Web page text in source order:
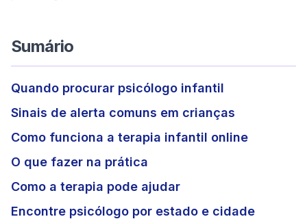
Sumário
Quando procurar psicólogo infantil
Sinais de alerta comuns em crianças
Como funciona a terapia infantil online
O que fazer na prática
Como a terapia pode ajudar
Encontre psicólogo por estado e cidade